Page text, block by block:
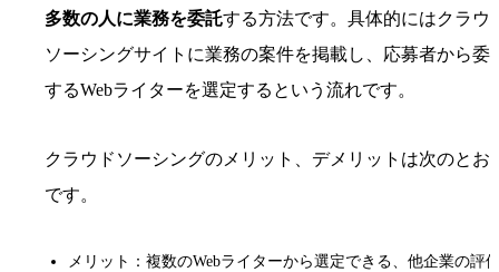
多数の人に業務を委託する方法です。具体的にはクラウ
ソーシングサイトに業務の案件を掲載し、応募者から委
するWebライターを選定するという流れです。
クラウドソーシングのメリット、デメリットは次のとお
です。
メリット：複数のWebライターから選定できる、他企業の評